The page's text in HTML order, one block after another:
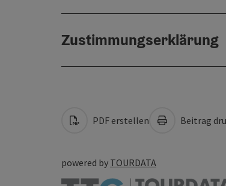
Zustimmungserklärung
PDF erstellen Beitrag
powered by TOURDATA